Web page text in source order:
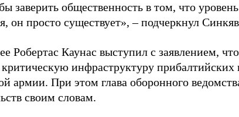
заверить общественность в том, что
он просто существует», – подчеркнул
Робертас Каунас выступил с заявлением,
критическую инфраструктуру прибалтийских
армии. При этом глава оборонного
своим словам.